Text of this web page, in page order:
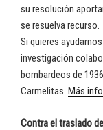
su resolución
se resuelva recurso.
Si quieres
investigación
bombardeos de
Carmelitas. Más
Contra el traslado